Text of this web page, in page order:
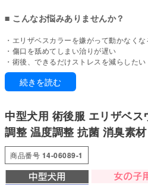
■ こんなお悩みありませんか？
・エリザベスカラーを嫌がって動かなくな
・傷口を舐めてしまい治りが遅い
・術後、できるだけストレスを減らしたい
・皮膚トラブルで掻きむしり・舐めがある
・通院や排泄のたびに着脱が大変
手術やケガ・皮膚トラブルのとき、エリザ
なることはありませんか？
エリザベスウエアは、動きやすく締めつけ
守りながら日常生活をサポートします。
でき、エリザベスカラーが苦手な子にも
続きを読む
中型犬用 術後服 エリザベ
調整 温度調整 抗菌 消臭素材
商品番号 14-06089-1